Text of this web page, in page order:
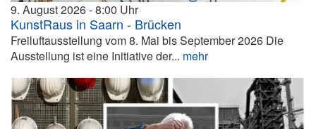
9. August 2026 8:00
KunstRaus in Saarn - Brücken
Freiluftausstellung vom 8. Mai bis September 2026 Die
Ausstellung ist eine Initiative der... mehr